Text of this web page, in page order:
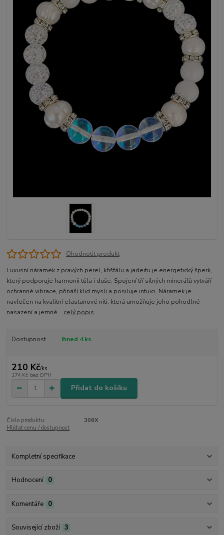
Ohodnotit produkt
Luxusní náramek z pravých perel, křišťálu a jadeitu je energetický šperk,
který podporuje harmonii těla i duše. Spojení tří silných minerálů vytváří
ochranné vibrace, přináší klid mysli a posiluje intuici. Náramek je
navlečen na kvalitní elastanové niti, která umožňuje jeho pohodlné
nasazení a jemné... celý popis
Dostupnost ihned 4 ks
210 Kč/ks
174 Kč bez DPH
Přidat do košíku
Číslo produktu:
306X
Hlídat cenu / dostupnost
Kompletní specifikace
Hodnocení 0
Komentáře 0
Související zboží 3